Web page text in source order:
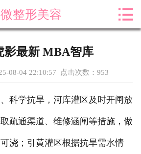
案例展示
售后服务
微整形美容 
影最新 MBA智库
08-04 22:10:57 点击次数： 953
学抗旱，河库灌区及时开闸放
疏通渠道、维修涵闸等措施，做
浇；引黄灌区根据抗旱需水情